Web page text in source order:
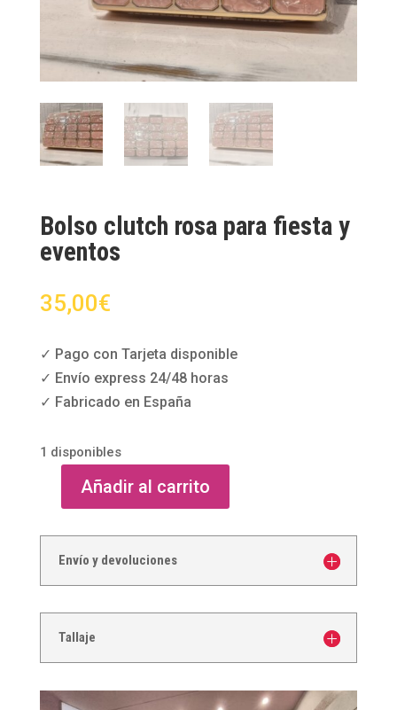
Bolso clutch rosa para fiesta y
eventos
35,00€
✓ Pago con Tarjeta disponible
✓ Envío express 24/48 horas
✓ Fabricado en España
1 disponibles
para
y
eventos
cantidad
Añadir al carrito
Envío y devoluciones
Tallaje